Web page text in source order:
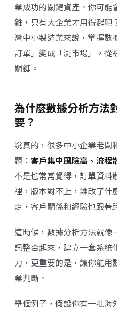
業成功的關鍵資產。你可能
雜，只有大企業才用得起吧
灣中小製造業來說，掌握數
訂單」變成「測市場」，從
關鍵。
為什麼數據分析方法
要？
說真的，很多中小企業老闆
題： 客戶集中風險高、流程
不是也常常覺得，訂單資
裡，版本對不上，誰改了什
走，客戶關係和經驗也跟著
這時候，數據分析方法就像
訊整合起來，建立一套系統
力，更重要的是，讓你能用
業判斷。
舉個例子，假設你有一批海